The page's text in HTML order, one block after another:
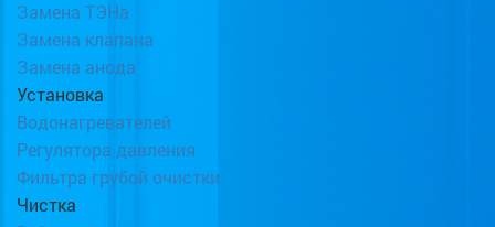
Замена ТЭНа
Замена клапана
Замена анода
Установка
Водонагревателей
Регулятора давления
Фильтра грубой очистки
Чистка